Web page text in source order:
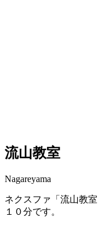
流山教室
Nagareyama
ネクスファ「流山教
１０分です。